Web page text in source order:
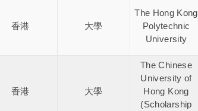
香港 大學
The Hong Kong
Polytechnic
University
香港 大學
The Chinese
University of
Hong Kong
(Scholarship